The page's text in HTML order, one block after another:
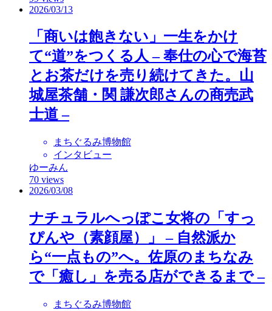
2026/03/13
「商いは飽きない」一生をかけ
て“道”をつくる人 – 奉仕の心で海苔
とお茶だけを売り続けてきた。山
城屋茶舗・関 謙次郎さんの商売武
士道 –
まちぐるみ博物館
インタビュー
ゆーみん
70 views
2026/03/08
ナチュラルへっぽこ女将の「すっ
ぴんや（素顔屋）」 – 自然派か
ら“一点もの”へ。佐原のまちなみ
で「癒し」を売る店ができるまで –
まちぐるみ博物館